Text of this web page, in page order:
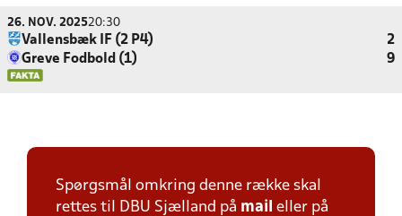
26. NOV. 202520:30
Vallensbæk IF (2 P4)
2
Greve Fodbold (1)
9
Spørgsmål omkring denne række skal
rettes til DBU Sjælland på mail eller på